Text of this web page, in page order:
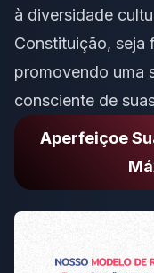
à diversidade
Constituição, seja
promovendo uma
consciente de
Aperfeiçoe